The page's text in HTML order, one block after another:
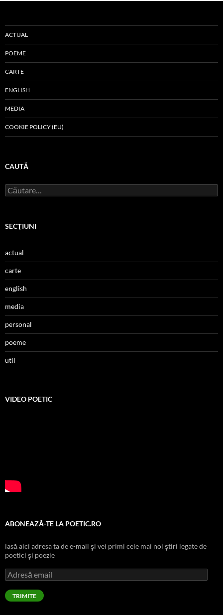
ACTUAL
POEME
CARTE
ENGLISH
MEDIA
COOKIE POLICY (EU)
CAUTĂ
Caută
după:
SECŢIUNI
actual
carte
english
media
personal
poeme
util
VIDEO POETIC
ABONEAZĂ-TE LA POETIC.RO
lasă aici adresa ta de e-mail şi vei primi cele mai noi ştiri legate de
poetici şi poezie
Adresă
email
TRIMITE